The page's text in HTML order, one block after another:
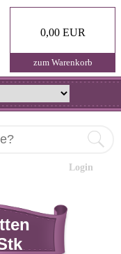
0,00 EUR
zum Warenkorb
Login